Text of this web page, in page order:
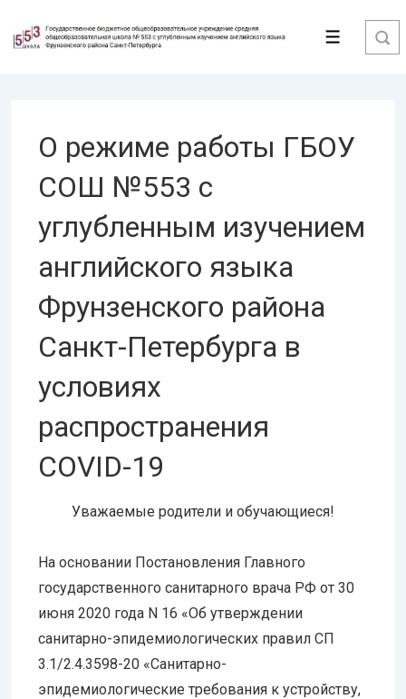
Перейти
Меню
О режиме работы ГБОУ
СОШ №553 с
углубленным изучением
английского языка
Фрунзенского района
Санкт-Петербурга в
условиях
распространения
COVID-19
Уважаемые родители и обучающиеся!
На основании Постановления Главного
государственного санитарного врача РФ от 30
июня 2020 года N 16 «Об утверждении
санитарно-эпидемиологических правил СП
3.1/2.4.3598-20 «Санитарно-
эпидемиологические требования к устройству,